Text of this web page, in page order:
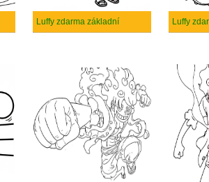
Luffy zdarma základní